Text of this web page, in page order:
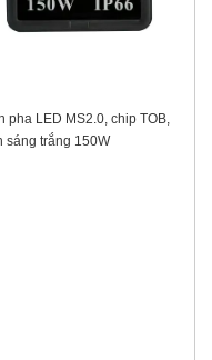
pha LED MS2.0, chip TOB,
sáng trắng 150W